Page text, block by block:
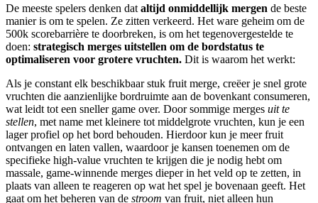
De meeste spelers denken dat altijd onmiddellijk mergen de beste
manier is om te spelen. Ze zitten verkeerd. Het ware geheim om de
500k scorebarrière te doorbreken, is om het tegenovergestelde te
doen: strategisch merges uitstellen om de bordstatus te
optimaliseren voor grotere vruchten. Dit is waarom het werkt:
Als je constant elk beschikbaar stuk fruit merge, creëer je snel grote
vruchten die aanzienlijke bordruimte aan de bovenkant consumeren,
wat leidt tot een sneller game over. Door sommige merges uit te
stellen, met name met kleinere tot middelgrote vruchten, kun je een
lager profiel op het bord behouden. Hierdoor kun je meer fruit
ontvangen en laten vallen, waardoor je kansen toenemen om de
specifieke high-value vruchten te krijgen die je nodig hebt om
massale, game-winnende merges dieper in het veld op te zetten, in
plaats van alleen te reageren op wat het spel je bovenaan geeft. Het
gaat om het beheren van de stroom van fruit, niet alleen hun